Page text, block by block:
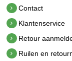
Contact
Klantenservice
Retour
Ruilen en